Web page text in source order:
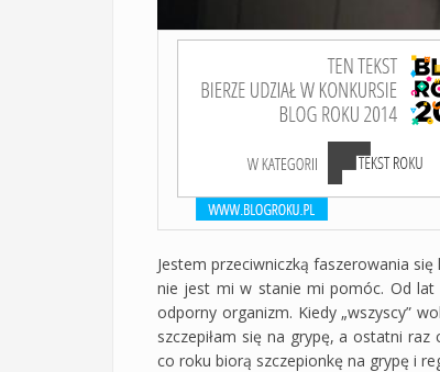
Jestem przeciwniczką faszerowania
nie jest mi w stanie mi pomóc. Od lat
odporny organizm. Kiedy „wszyscy”
szczepiłam się na grypę, a ostatni
co roku biorą szczepionkę na grypę i